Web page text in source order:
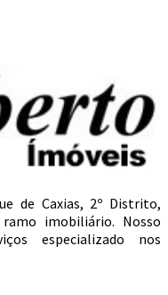
de Caxias, 2º Distrito,
imobiliário. Nosso
especializado nos